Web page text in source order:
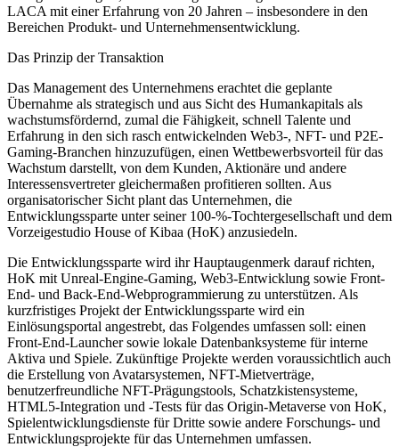
LACA mit einer Erfahrung von 20 Jahren – insbesondere in den
Bereichen Produkt- und Unternehmensentwicklung.
Das Prinzip der Transaktion
Das Management des Unternehmens erachtet die geplante
Übernahme als strategisch und aus Sicht des Humankapitals als
wachstumsfördernd, zumal die Fähigkeit, schnell Talente und
Erfahrung in den sich rasch entwickelnden Web3-, NFT- und P2E-
Gaming-Branchen hinzuzufügen, einen Wettbewerbsvorteil für das
Wachstum darstellt, von dem Kunden, Aktionäre und andere
Interessensvertreter gleichermaßen profitieren sollten. Aus
organisatorischer Sicht plant das Unternehmen, die
Entwicklungssparte unter seiner 100-%-Tochtergesellschaft und dem
Vorzeigestudio House of Kibaa (HoK) anzusiedeln.
Die Entwicklungssparte wird ihr Hauptaugenmerk darauf richten,
HoK mit Unreal-Engine-Gaming, Web3-Entwicklung sowie Front-
End- und Back-End-Webprogrammierung zu unterstützen. Als
kurzfristiges Projekt der Entwicklungssparte wird ein
Einlösungsportal angestrebt, das Folgendes umfassen soll: einen
Front-End-Launcher sowie lokale Datenbanksysteme für interne
Aktiva und Spiele. Zukünftige Projekte werden voraussichtlich auch
die Erstellung von Avatarsystemen, NFT-Mietverträge,
benutzerfreundliche NFT-Prägungstools, Schatzkistensysteme,
HTML5-Integration und -Tests für das Origin-Metaverse von HoK,
Spielentwicklungsdienste für Dritte sowie andere Forschungs- und
Entwicklungsprojekte für das Unternehmen umfassen.